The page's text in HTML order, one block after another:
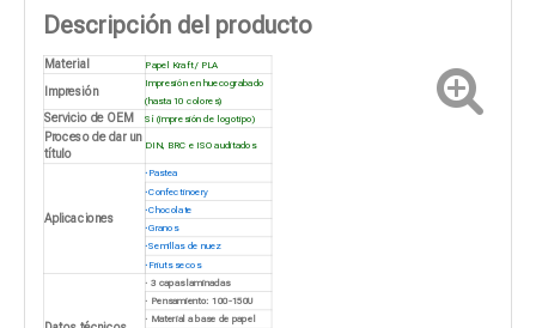
Descripción del producto
Material Papel Kraft / PLA
Impresión
Impresión en huecograbado
(hasta 10 colores)
Servicio de OEM Sí (impresión de logotipo)
Proceso de dar un
título
DIN, BRC e ISO auditados
Aplicaciones
· Pastea
·Confectinoery
·Chocolate
·Granos
·Semillas de nuez
· Friuts secos
· 3 capas laminadas
· Pensamiento: 100-150U
· Material a base de papel